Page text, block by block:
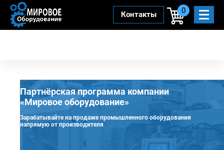
Контакты 0
Партнёрская программа компании
«Мировое оборудование»
Зарабатывайте на продаже промышленного оборудования
напрямую от производителя